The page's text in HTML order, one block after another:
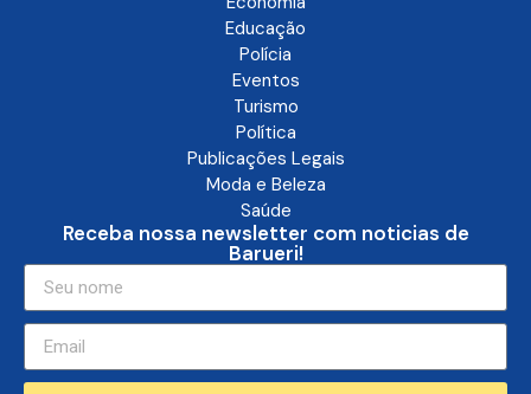
Educação
Polícia
Eventos
Turismo
Política
Publicações Legais
Moda e Beleza
Saúde
Receba nossa newsletter com noticias de
Barueri!